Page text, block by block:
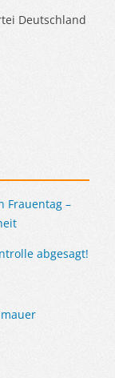
Deutschland
Frauentag –
abgesagt!